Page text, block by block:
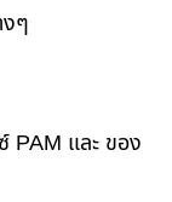
ๆ
PAM และ ของ